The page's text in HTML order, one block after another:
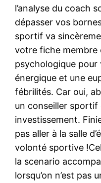
l’analyse du coach
dépasser vos
sportif va
votre fiche membre
psychologique pour
énergique et une
fébrilités. Car oui,
un conseiller sportif
investissement.
pas aller à la salle
volonté sportive
la scenario
lorsqu’on n’est pas